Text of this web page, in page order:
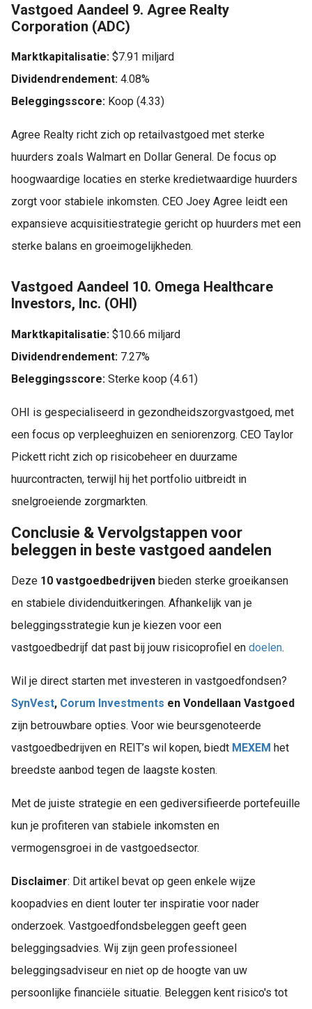
Vastgoed Aandeel 9. Agree Realty
Corporation (ADC)
Marktkapitalisatie: $7.91 miljard
Dividendrendement: 4.08%
Beleggingsscore: Koop (4.33)
Agree Realty richt zich op retailvastgoed met sterke
huurders zoals Walmart en Dollar General. De focus op
hoogwaardige locaties en sterke kredietwaardige huurders
zorgt voor stabiele inkomsten. CEO Joey Agree leidt een
expansieve acquisitiestrategie gericht op huurders met een
sterke balans en groeimogelijkheden.
Vastgoed Aandeel 10. Omega Healthcare
Investors, Inc. (OHI)
Marktkapitalisatie: $10.66 miljard
Dividendrendement: 7.27%
Beleggingsscore: Sterke koop (4.61)
OHI is gespecialiseerd in gezondheidszorgvastgoed, met
een focus op verpleeghuizen en seniorenzorg. CEO Taylor
Pickett richt zich op risicobeheer en duurzame
huurcontracten, terwijl hij het portfolio uitbreidt in
snelgroeiende zorgmarkten.
Conclusie & Vervolgstappen voor
beleggen in beste vastgoed aandelen
Deze 10 vastgoedbedrijven bieden sterke groeikansen
en stabiele dividenduitkeringen. Afhankelijk van je
beleggingsstrategie kun je kiezen voor een
vastgoedbedrijf dat past bij jouw risicoprofiel en doelen.
Wil je direct starten met investeren in vastgoedfondsen?
SynVest, Corum Investments en Vondellaan Vastgoed
zijn betrouwbare opties. Voor wie beursgenoteerde
vastgoedbedrijven en REIT’s wil kopen, biedt MEXEM het
breedste aanbod tegen de laagste kosten.
Met de juiste strategie en een gediversifieerde portefeuille
kun je profiteren van stabiele inkomsten en
vermogensgroei in de vastgoedsector.
Disclaimer: Dit artikel bevat op geen enkele wijze
koopadvies en dient louter ter inspiratie voor nader
onderzoek. Vastgoedfondsbeleggen geeft geen
beleggingsadvies. Wij zijn geen professioneel
beleggingsadviseur en niet op de hoogte van uw
persoonlijke financiële situatie. Beleggen kent risico's tot